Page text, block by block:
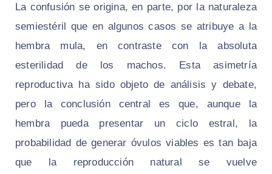
La confusión se origina, en parte, por la naturaleza
semiestéril que en algunos casos se atribuye a la
hembra mula, en contraste con la absoluta
esterilidad de los machos. Esta asimetría
reproductiva ha sido objeto de análisis y debate,
pero la conclusión central es que, aunque la
hembra pueda presentar un ciclo estral, la
probabilidad de generar óvulos viables es tan baja
que la reproducción natural se vuelve